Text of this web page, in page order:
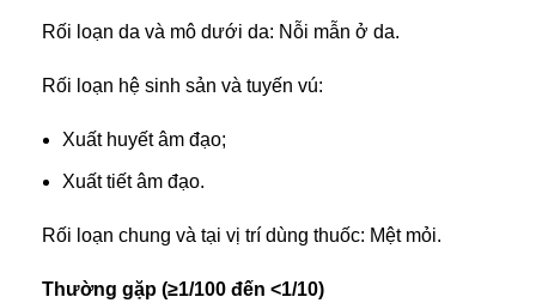
Rối loạn da và mô dưới da: Nỗi mẫn ở da.
Rối loạn hệ sinh sản và tuyến vú:
Xuất huyết âm đạo;
Xuất tiết âm đạo.
Rối loạn chung và tại vị trí dùng thuốc: Mệt mỏi.
Thường gặp (≥1/100 đến <1/10)